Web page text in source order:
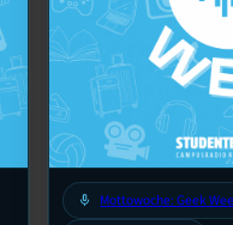
mic Mottowoche: Geek